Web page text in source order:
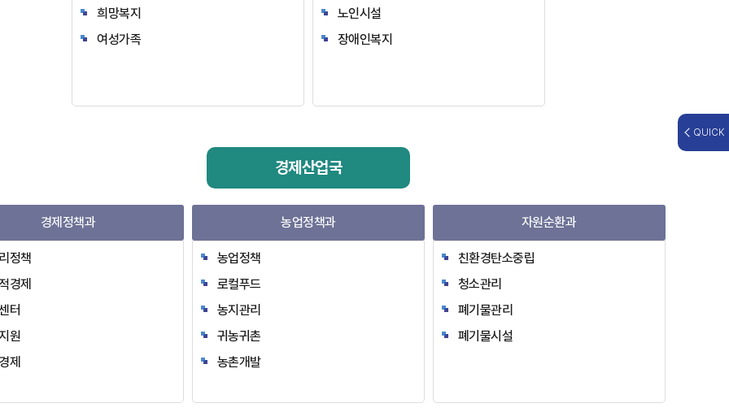
희망복지
여성가족
노인시설
장애인복지
경제산업국
경제정책과
정책
경제
터
원
제
농업정책과
농업정책
로컬푸드
농지관리
귀농귀촌
농촌개발
자원순환과
친환경탄소중립
청소관리
폐기물관리
폐기물시설
QUICK